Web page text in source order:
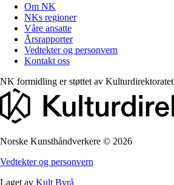
Om NK
NKs regioner
Våre ansatte
Årsrapporter
Vedtekter og personvern
Kontakt oss
NK formidling er støttet av Kulturdirektoratet
Norske Kunsthåndverkere © 2026
Vedtekter og personvern
Laget av Kult Byrå